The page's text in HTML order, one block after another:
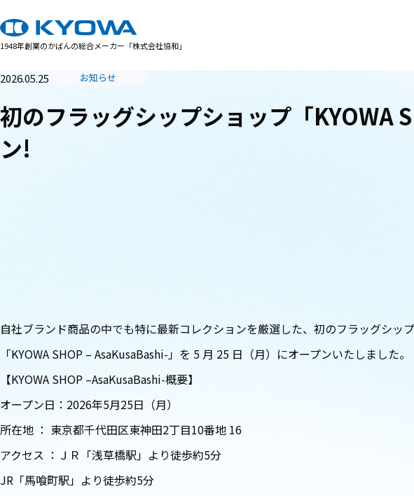
1948年創業のかばんの総合メーカー「株式会社協和」
2026.05.25 お知らせ
初のフラッグシップショップ「KYOWA
ン!
自社ブランド商品の中でも特に最新コレクションを厳選した、初のフラッグシッ
「KYOWA SHOP – AsaKusaBashi-」を 5 月 25 日（月）にオープンいたしました。
【KYOWA SHOP –AsaKusaBashi-概要】
オープン日：2026年5月25日（月）
所在地 ： 東京都千代田区東神田2丁目10番地 16
アクセス ：ＪＲ「浅草橋駅」より徒歩約5分
JR「馬喰町駅」より徒歩約5分